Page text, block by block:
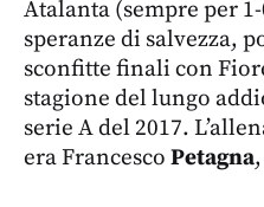
Atalanta (sempre per
speranze di salvezza,
sconfitte finali con
stagione del lungo
serie A del 2017.
era Francesco Petagna